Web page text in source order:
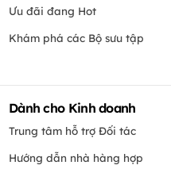
Ưu đãi đang Hot
Khám phá các Bộ sưu tập
Dành cho Kinh doanh
Trung tâm hỗ trợ Đối tác
Hướng dẫn nhà hàng hợp